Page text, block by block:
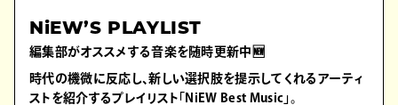
NiEW’S PLAYLIST
編集部がオススメする音楽を随時更新中🆕
時代の機微に反応し、新しい選択肢を提示してくれるアーティ
ストを紹介するプレイリスト「NiEW Best Music」。